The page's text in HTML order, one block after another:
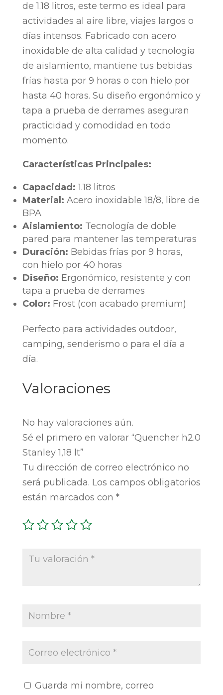
de 1.18 litros, este termo es ideal para
actividades al aire libre, viajes largos o
días intensos. Fabricado con acero
inoxidable de alta calidad y tecnología
de aislamiento, mantiene tus bebidas
frías hasta por 9 horas o con hielo por
hasta 40 horas. Su diseño ergonómico y
tapa a prueba de derrames aseguran
practicidad y comodidad en todo
momento.
Características Principales:
Capacidad: 1.18 litros
Material: Acero inoxidable 18/8, libre de
BPA
Aislamiento: Tecnología de doble
pared para mantener las temperaturas
Duración: Bebidas frías por 9 horas,
con hielo por 40 horas
Diseño: Ergonómico, resistente y con
tapa a prueba de derrames
Color: Frost (con acabado premium)
Perfecto para actividades outdoor,
camping, senderismo o para el día a
día.
Valoraciones
No hay valoraciones aún.
Sé el primero en valorar “Quencher h2.0
Stanley 1,18 lt”
Tu dirección de correo electrónico no
será publicada. Los campos obligatorios
están marcados con *
Guarda mi nombre, correo